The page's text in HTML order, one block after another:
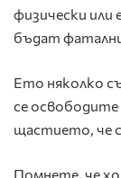
физически или
бъдат
Ето няколко
се освободите
щастието, че
Помнете, че